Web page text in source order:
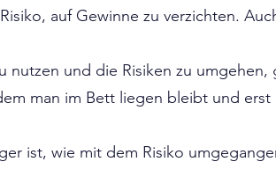
auf Gewinne zu verzichten.
und die Risiken zu umgehen,
man im Bett liegen bleibt und
ist, wie mit dem Risiko